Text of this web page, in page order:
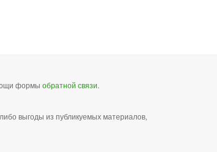
формы обратной связи.
выгоды из публикуемых материалов,